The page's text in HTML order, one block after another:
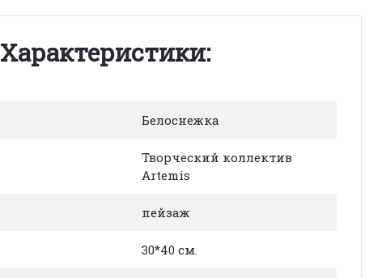
Характеристики:
Белоснежка
Творческий коллектив
Artemis
пейзаж
30*40 см.